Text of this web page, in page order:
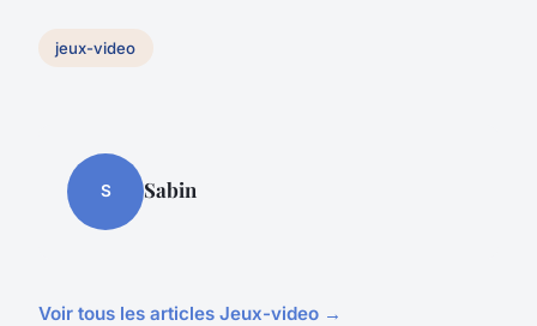
jeux-video
S Sabin
Voir tous les articles Jeux-video →